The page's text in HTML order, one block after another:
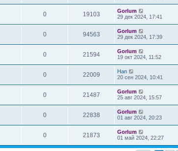
0 19103
Gorlum
29 дек 2024, 17:41
0 94563
Gorlum
29 дек 2024, 17:39
0 21594
Gorlum
19 окт 2024, 11:52
0 22009
Han
20 сен 2024, 10:41
0 21487
Gorlum
25 авг 2024, 15:57
0 22838
Gorlum
01 авг 2024, 20:23
0 21873
Gorlum
01 май 2024, 22:27